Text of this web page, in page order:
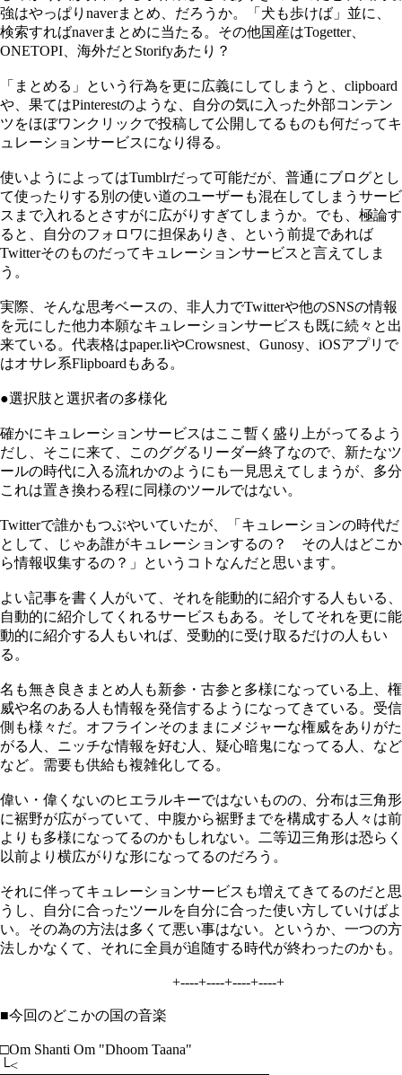
強はやっぱりnaverまとめ、だろうか。「犬も歩けば」並に、
検索すればnaverまとめに当たる。その他国産はTogetter、
ONETOPI、海外だとStorifyあたり？
「まとめる」という行為を更に広義にしてしまうと、clipboard
や、果てはPinterestのような、自分の気に入った外部コンテン
ツをほぼワンクリックで投稿して公開してるものも何だってキ
ュレーションサービスになり得る。
使いようによってはTumblrだって可能だが、普通にブログとし
て使ったりする別の使い道のユーザーも混在してしまうサービ
スまで入れるとさすがに広がりすぎてしまうか。でも、極論す
ると、自分のフォロワに担保ありき、という前提であれば
Twitterそのものだってキュレーションサービスと言えてしま
う。
実際、そんな思考ベースの、非人力でTwitterや他のSNSの情報
を元にした他力本願なキュレーションサービスも既に続々と出
来ている。代表格はpaper.liやCrowsnest、Gunosy、iOSアプリで
はオサレ系Flipboardもある。
●選択肢と選択者の多様化
確かにキュレーションサービスはここ暫く盛り上がってるよう
だし、そこに来て、このググるリーダー終了なので、新たなツ
ールの時代に入る流れかのようにも一見思えてしまうが、多分
これは置き換わる程に同様のツールではない。
Twitterで誰かもつぶやいていたが、「キュレーションの時代だ
として、じゃあ誰がキュレーションするの？ その人はどこか
ら情報収集するの？」というコトなんだと思います。
よい記事を書く人がいて、それを能動的に紹介する人もいる、
自動的に紹介してくれるサービスもある。そしてそれを更に能
動的に紹介する人もいれば、受動的に受け取るだけの人もい
る。
名も無き良きまとめ人も新参・古参と多様になっている上、権
威や名のある人も情報を発信するようになってきている。受信
側も様々だ。オフラインそのままにメジャーな権威をありがた
がる人、ニッチな情報を好む人、疑心暗鬼になってる人、など
など。需要も供給も複雑化してる。
偉い・偉くないのヒエラルキーではないものの、分布は三角形
に裾野が広がっていて、中腹から裾野までを構成する人々は前
よりも多様になってるのかもしれない。二等辺三角形は恐らく
以前より横広がりな形になってるのだろう。
それに伴ってキュレーションサービスも増えてきてるのだと思
うし、自分に合ったツールを自分に合った使い方していけばよ
い。その為の方法は多くて悪い事はない。というか、一つの方
法しかなくて、それに全員が追随する時代が終わったのかも。
+----+----+----+----+
■今回のどこかの国の音楽
□Om Shanti Om "Dhoom Taana"
└<